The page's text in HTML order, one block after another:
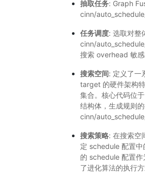
抽取任务: Graph
cinn/
任务调度: 选取对整
cinn/
搜索 overhead 敏
搜索空间: 定义了一
target 的硬件架构
集合。核心代码位
结构体，生成规则
cinn/
搜索策略: 在搜索空
定 schedule 配置
的 schedule 配置
了进化算法的执行